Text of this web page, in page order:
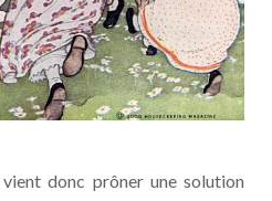
donc prôner une solution